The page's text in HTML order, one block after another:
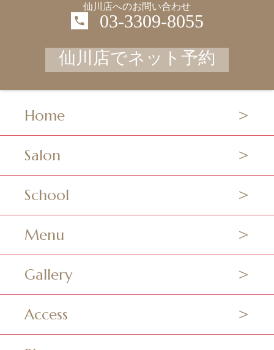
仙川店へのお問い合わせ
03-3309-8055
仙川店でネット予約
Home
Salon
School
Menu
Gallery
Access